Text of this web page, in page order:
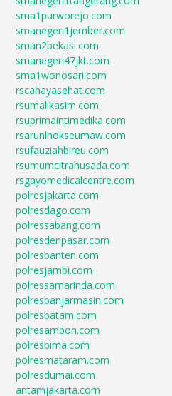
sma1purworejo.com
smanegeri1jember.com
sman2bekasi.com
smanegeri47jkt.com
sma1wonosari.com
rscahayasehat.com
rsumalikasim.com
rsuprimaintimedika.com
rsarunlhokseumaw.com
rsufauziahbireu.com
rsumumcitrahusada.com
rsgayomedicalcentre.com
polresjakarta.com
polresdago.com
polressabang.com
polresdenpasar.com
polresbanten.com
polresjambi.com
polressamarinda.com
polresbanjarmasin.com
polresbatam.com
polresambon.com
polresbima.com
polresmataram.com
polresdumai.com
antamjakarta.com